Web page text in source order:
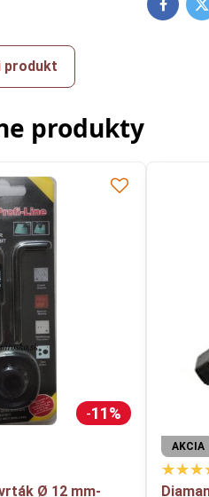
produkt
produkty
11%
Ø 12 mm-
AKCIA